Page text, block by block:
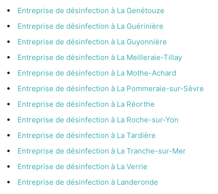
Entreprise de désinfection à La Genétouze
Entreprise de désinfection à La Guérinière
Entreprise de désinfection à La Guyonnière
Entreprise de désinfection à La Meilleraie-Tillay
Entreprise de désinfection à La Mothe-Achard
Entreprise de désinfection à La Pommeraie-sur-Sèvre
Entreprise de désinfection à La Réorthe
Entreprise de désinfection à La Roche-sur-Yon
Entreprise de désinfection à La Tardière
Entreprise de désinfection à La Tranche-sur-Mer
Entreprise de désinfection à La Verrie
Entreprise de désinfection à Landeronde